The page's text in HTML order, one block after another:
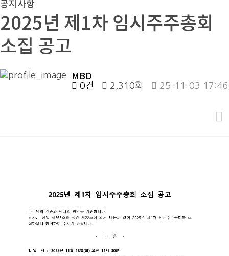
공지사항
2025년 제1차 임시주주총회
소집 공고
MBD
0건 2,310회 25-11-03 17:46